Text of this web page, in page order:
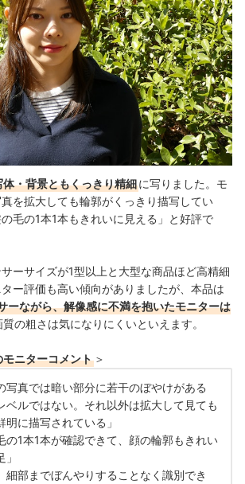
・背景ともくっきり精細に写りました。モ
を拡大しても輪郭がくっきり描写してい
毛の1本1本もきれいに見える」と好評で
ーサイズが1型以上と大型な商品ほど高精細
ー評価も高い傾向がありましたが、本品は
ーながら、解像感に不満を抱いたモニターは
の粗さは気になりにくいといえます。
ニターコメント ＞
写真では暗い部分に若干のぼやけがある
ベルではない。それ以外は拡大して見ても
に描写されている」
の1本1本が確認できて、顔の輪郭もきれい
細部までぼんやりすることなく識別でき